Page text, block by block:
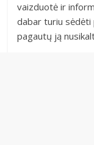
vaizduotė ir
dabar turiu sėdėti
pagautų ją